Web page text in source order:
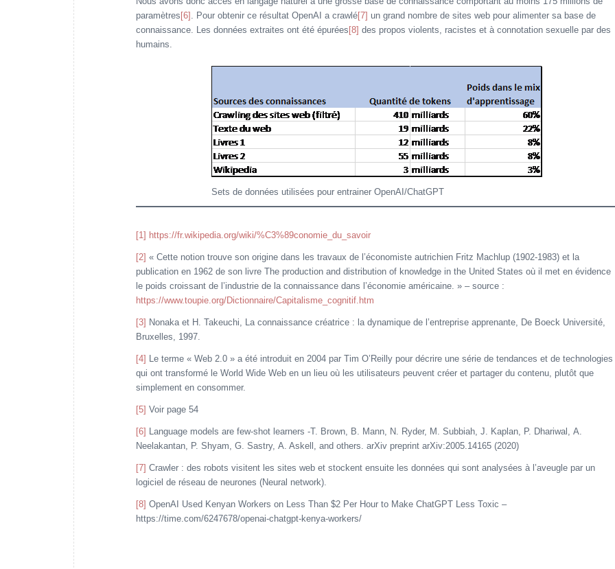
paramètres [6] . Pour obtenir ce résultat OpenAI a crawlé[7] un grand nombre de sites web pour alimenter sa base de
connaissance. Les données extraites ont été épurées [8] des propos violents, racistes et à connotation sexuelle par des
humains.
Sets de données utilisées pour entrainer OpenAI/ChatGPT
[1] https://fr.wikipedia.org/wiki/%C3%89conomie_du_savoir
[2] « Cette notion trouve son origine dans les travaux de l’économiste autrichien Fritz Machlup (1902-1983) et la
publication en 1962 de son livre The production and distribution of knowledge in the United States où il met en évidence
le poids croissant de l’industrie de la connaissance dans l’économie américaine. » – source :
https://www.toupie.org/Dictionnaire/Capitalisme_cognitif.htm
[3] Nonaka et H. Takeuchi, La connaissance créatrice : la dynamique de l’entreprise apprenante, De Boeck Université,
Bruxelles, 1997.
[4] Le terme « Web 2.0 » a été introduit en 2004 par Tim O’Reilly pour décrire une série de tendances et de technologies
qui ont transformé le World Wide Web en un lieu où les utilisateurs peuvent créer et partager du contenu, plutôt que
simplement en consommer.
[5] Voir page 54
[6] Language models are few-shot learners -T. Brown, B. Mann, N. Ryder, M. Subbiah, J. Kaplan, P. Dhariwal, A.
Neelakantan, P. Shyam, G. Sastry, A. Askell, and others. arXiv preprint arXiv:2005.14165 (2020)
[7] Crawler : des robots visitent les sites web et stockent ensuite les données qui sont analysées à l’aveugle par un
logiciel de réseau de neurones (Neural network).
[8] OpenAI Used Kenyan Workers on Less Than $2 Per Hour to Make ChatGPT Less Toxic –
https://time.com/6247678/openai-chatgpt-kenya-workers/